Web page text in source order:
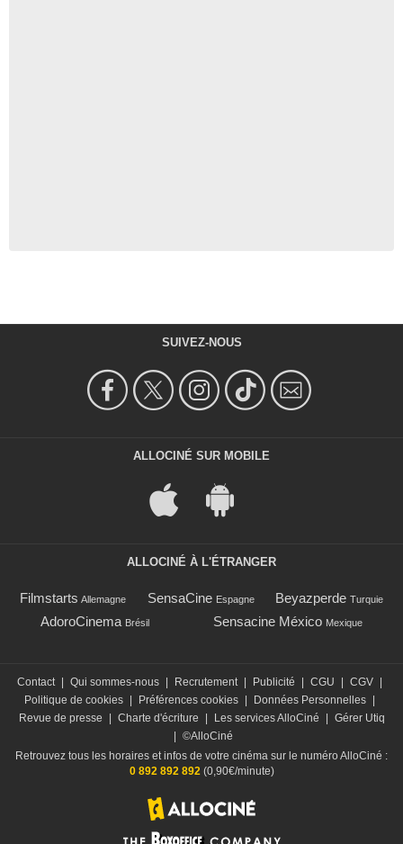
SUIVEZ-NOUS
ALLOCINÉ SUR MOBILE
ALLOCINÉ À L'ÉTRANGER
Filmstarts Allemagne SensaCine Espagne Beyazperde Turquie
AdoroCinema Brésil Sensacine México Mexique
Contact Qui sommes-nous Recrutement Publicité CGU CGV
Politique de cookies
Préférences cookies Données Personnelles
Revue de presse
Charte d'écriture Les services AlloCiné
Gérer Utiq
©AlloCiné
Retrouvez tous les horaires et infos de votre cinéma sur le numéro AlloCiné :
0 892 892 892(0,90€/minute)